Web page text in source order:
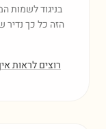
בניגוד לשמות
רוצים לראות